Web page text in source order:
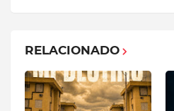
RELACIONADO